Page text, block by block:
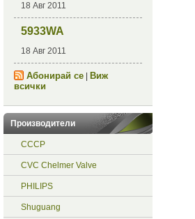
18 Авг 2011
5933WA
18 Авг 2011
Абонирай се|
Виж
всички
Производители
СССР
CVC Chelmer Valve
PHILIPS
Shuguang